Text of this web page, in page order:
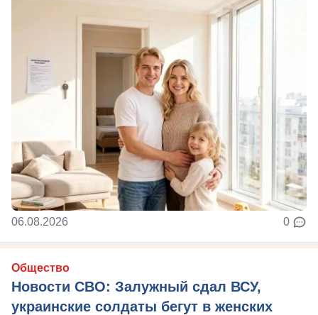
06.08.2026 0
Общество
Новости СВО: Залужный сдал ВСУ,
украинские солдаты бегут в женских